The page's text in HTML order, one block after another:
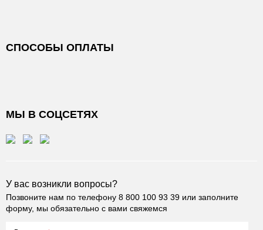
СПОСОБЫ ОПЛАТЫ
МЫ В СОЦСЕТЯХ
У вас возникли вопросы?
Позвоните нам по телефону 8 800 100 93 39 или заполните
форму, мы обязательно с вами свяжемся